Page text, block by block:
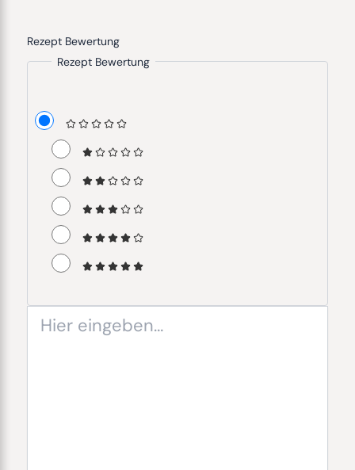
Rezept Bewertung
Rezept Bewertung
eingeben…